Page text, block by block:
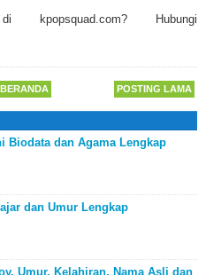
Hubungi
POSTING LAMA
BERANDA
Biodata dan Agama Lengkap
dan Umur Lengkap
Umur, Kelahiran, Nama Asli dan